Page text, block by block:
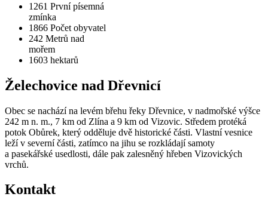
1261 První písemná
zmínka
1866 Počet obyvatel
242 Metrů nad
mořem
1603 hektarů
Želechovice nad Dřevnicí
Obec se nachází na levém břehu řeky Dřevnice, v nadmořské výšce
242 m n. m., 7 km od Zlína a 9 km od Vizovic. Středem protéká
potok Obůrek, který odděluje dvě historické části. Vlastní vesnice
leží v severní části, zatímco na jihu se rozkládají samoty
a pasekářské usedlosti, dále pak zalesněný hřeben Vizovických
vrchů.
Kontakt